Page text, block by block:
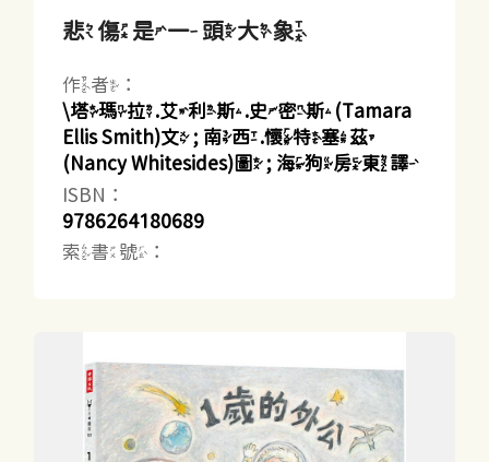
悲傷是一頭大象
作者：
\塔瑪拉.艾利斯.史密斯(Tamara
Ellis Smith)文 ; 南西.懷特塞茲
(Nancy Whitesides)圖 ; 海狗房東譯
ISBN：
9786264180689
索書號：